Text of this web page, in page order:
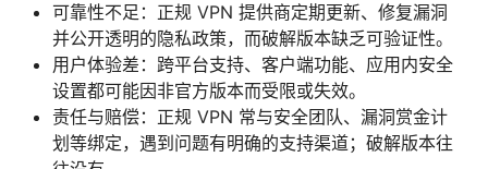
可靠性不足：正规 VPN 提供商定期更新、修复漏洞
并公开透明的隐私政策，而破解版本缺乏可验证性。
用户体验差：跨平台支持、客户端功能、应用内安全
设置都可能因非官方版本而受限或失效。
责任与赔偿：正规 VPN 常与安全团队、漏洞赏金计
划等绑定，遇到问题有明确的支持渠道；破解版本往